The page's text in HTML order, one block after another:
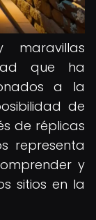
maravillas
que ha
a la
de
de réplicas
representa
y
sitios en la